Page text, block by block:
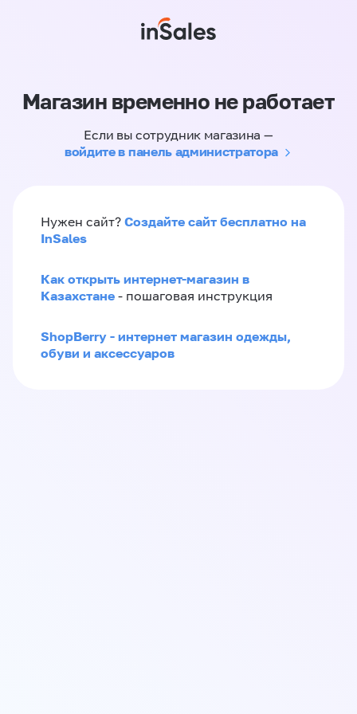
Магазин временно не работает
Если вы сотрудник магазина —
войдите в панель администратора
Нужен сайт? Создайте сайт бесплатно на
InSales
Как открыть интернет-магазин в
Казахстане - пошаговая инструкция
ShopBerry - интернет магазин одежды,
обуви и аксессуаров